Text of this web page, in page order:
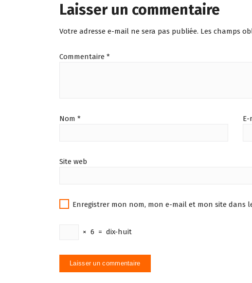
Laisser un commentaire
Votre adresse e-mail ne sera pas publiée. Les champs
Commentaire *
Nom *
Site web
Enregistrer mon nom, mon e-mail et mon site
× 6 = dix-huit